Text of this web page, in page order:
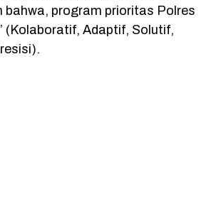
bahwa, program prioritas Polres
(Kolaboratif, Adaptif, Solutif,